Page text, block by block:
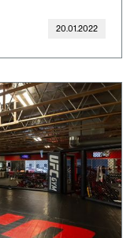
20.01.2022